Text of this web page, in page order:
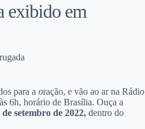
exibido em
para a oração, e vão ao ar na Rádio
6h, horário de Brasília. Ouça a
de setembro de 2022, dentro do